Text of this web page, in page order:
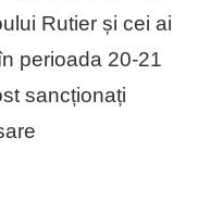
Rutier și cei ai
perioada 20-21
sancționați